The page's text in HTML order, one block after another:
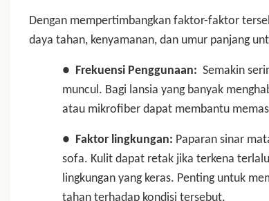
Dengan mempertimbangkan faktor-faktor
daya tahan, kenyamanan, dan umur panjang
● Frekuensi Penggunaan: Semakin
muncul. Bagi lansia yang banyak
atau mikrofiber dapat membantu
● Faktor lingkungan: Paparan sinar
sofa. Kulit dapat retak jika terkena
lingkungan yang keras. Penting untuk
tahan terhadap kondisi tersebut.